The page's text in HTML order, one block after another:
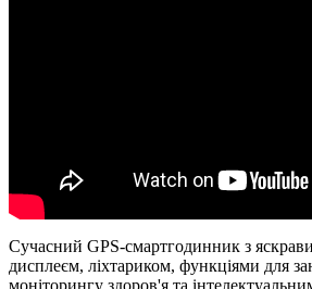
Сучасний GPS-смартгодинник з
дисплеєм, ліхтариком, функціями для